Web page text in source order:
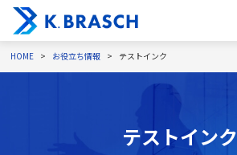
HOME お役立ち情報 テストインク
テストインク